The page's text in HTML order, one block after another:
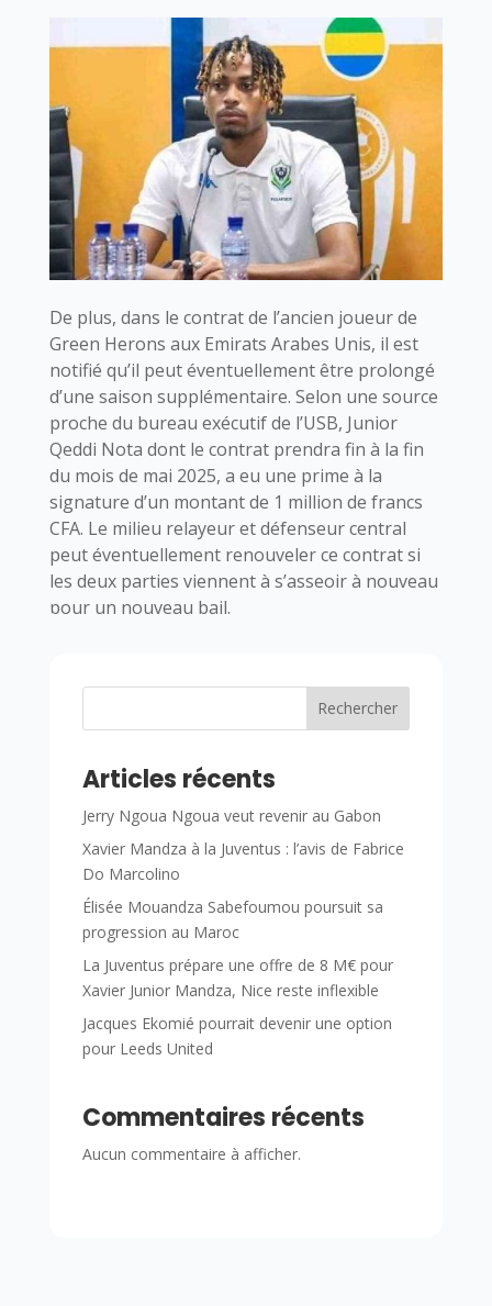
De plus, dans le contrat de l’ancien joueur de
Green Herons aux Emirats Arabes Unis, il est
notifié qu’il peut éventuellement être prolongé
d’une saison supplémentaire. Selon une source
proche du bureau exécutif de l’USB, Junior
Qeddi Nota dont le contrat prendra fin à la fin
du mois de mai 2025, a eu une prime à la
signature d’un montant de 1 million de francs
CFA. Le milieu relayeur et défenseur central
peut éventuellement renouveler ce contrat si
les deux parties viennent à s’asseoir à nouveau
pour un nouveau bail.
Rechercher
Articles récents
Jerry Ngoua Ngoua veut revenir au Gabon
Xavier Mandza à la Juventus : l’avis de Fabrice
Do Marcolino
Élisée Mouandza Sabefoumou poursuit sa
progression au Maroc
La Juventus prépare une offre de 8 M€ pour
Xavier Junior Mandza, Nice reste inflexible
Jacques Ekomié pourrait devenir une option
pour Leeds United
Commentaires récents
Aucun commentaire à afficher.